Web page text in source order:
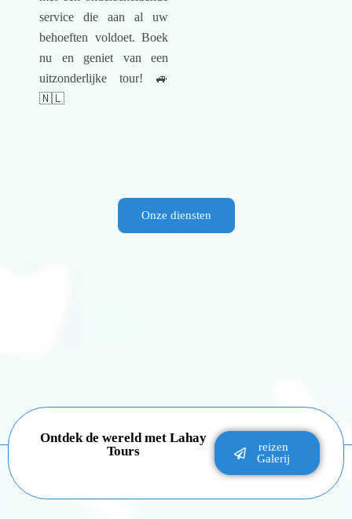
service die aan al uw
behoeften voldoet. Boek
nu en geniet van een
uitzonderlijke tour! 🚙
🇳🇱
Onze diensten
Ontdek de wereld met Lahay
Tours
reizen
Galerij